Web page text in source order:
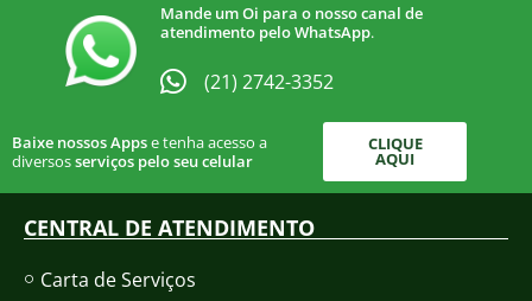
Mande um Oi para o nosso canal de
atendimento pelo WhatsApp.
(21) 2742-3352​
Baixe nossos Appse tenha acesso a
diversosserviços pelo seu celular
CLIQUE
AQUI
CENTRAL DE ATENDIMENTO
Carta de Serviços